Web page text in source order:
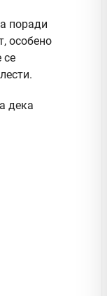
поради
особено
се
дека